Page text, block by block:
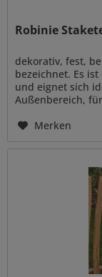
Robinie
dekorativ, fest,
bezeichnet. Es
und eignet sich
Außenbereich,
Merken